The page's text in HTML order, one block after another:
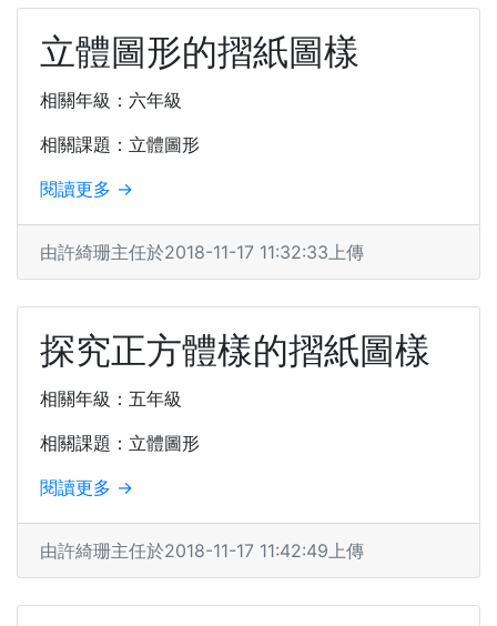
立體圖形的摺紙圖樣
相關年級：六年級
相關課題：立體圖形
閱讀更多 →
由許綺珊主任於2018-11-17 11:32:33上傳
探究正方體樣的摺紙圖樣
相關年級：五年級
相關課題：立體圖形
閱讀更多 →
由許綺珊主任於2018-11-17 11:42:49上傳